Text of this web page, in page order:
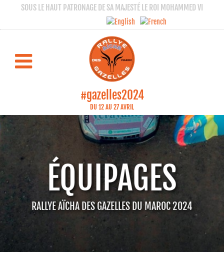
SOUS LE HAUT PATRONAGE DE SA MAJESTÉ LE ROI MOHAMMED VI
#gazelles2024
DU 12 AU 27 AVRIL
ÉQUIPAGES
RALLYE AÏCHA DES GAZELLES DU MAROC 2024